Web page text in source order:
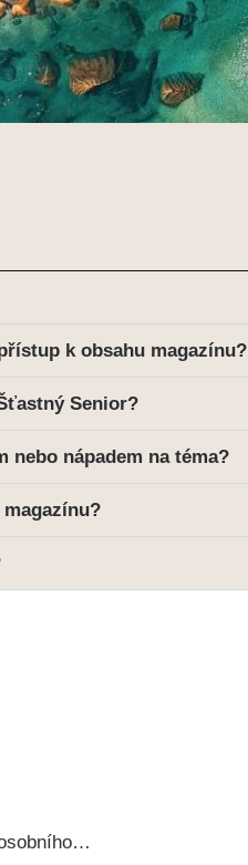
k obsahu magazínu?
Senior?
nebo nápadem na téma?